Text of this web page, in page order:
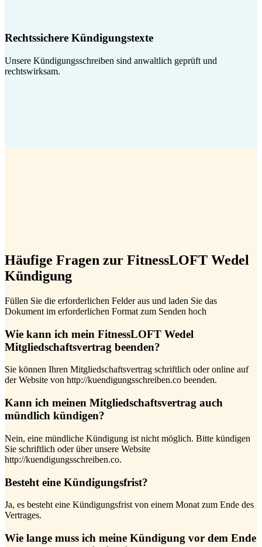
Rechtssichere Kündigungstexte
Unsere Kündigungsschreiben sind anwaltlich geprüft und
rechtswirksam.
Häufige Fragen zur FitnessLOFT Wedel
Kündigung
Füllen Sie die erforderlichen Felder aus und laden Sie das
Dokument im erforderlichen Format zum Senden hoch
Wie kann ich mein FitnessLOFT Wedel
Mitgliedschaftsvertrag beenden?
Sie können Ihren Mitgliedschaftsvertrag schriftlich oder online auf
der Website von http://kuendigungsschreiben.co beenden.
Kann ich meinen Mitgliedschaftsvertrag auch
mündlich kündigen?
Nein, eine mündliche Kündigung ist nicht möglich. Bitte kündigen
Sie schriftlich oder über unsere Website
http://kuendigungsschreiben.co.
Besteht eine Kündigungsfrist?
Ja, es besteht eine Kündigungsfrist von einem Monat zum Ende des
Vertrages.
Wie lange muss ich meine Kündigung vor dem Ende